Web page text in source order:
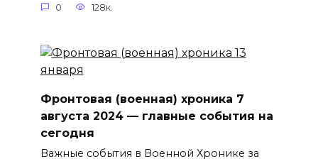
0 128к.
Фронтовая (военная) хроника 7
августа 2024 — главные события на
сегодня
Важные события в Военной Хронике за